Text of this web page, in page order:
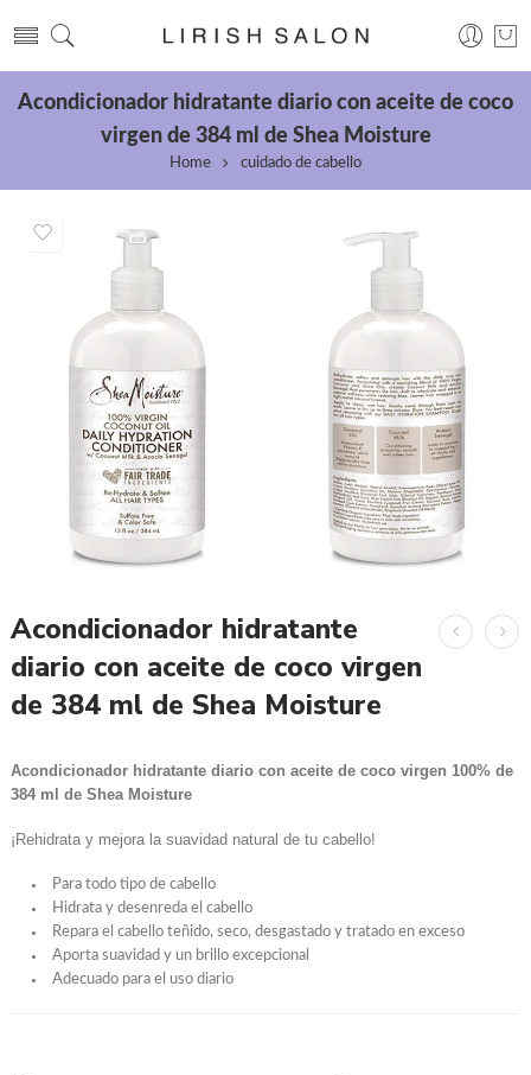
Acondicionador hidratante diario con aceite de coco
virgen de 384 ml de Shea Moisture
Home cuidado de cabello
Acondicionador hidratante
diario con aceite de coco virgen
de 384 ml de Shea Moisture
Acondicionador hidratante diario con aceite de coco virgen 100% de
384 ml de Shea Moisture
¡Rehidrata y mejora la suavidad natural de tu cabello!
Para todo tipo de cabello
Hidrata y desenreda el cabello
Repara el cabello teñido, seco, desgastado y tratado en exceso
Aporta suavidad y un brillo excepcional
Adecuado para el uso diario